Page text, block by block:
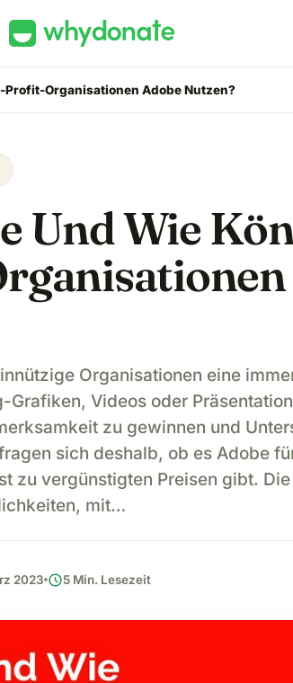
Profit-Organisationen Adobe Nutzen?
Und Wie
Organisationen eine
Videos oder
zu gewinnen und
sich deshalb, ob es Adobe
zu vergünstigten Preisen gibt.
mit…
2023 schedule5 Min. Lesezeit